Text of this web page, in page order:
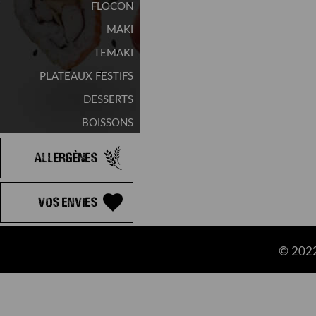
FLOCON
MAKI
TEMAKI
PLATEAUX FESTIFS
DESSERTS
BOISSONS
Allergènes
Vos Envies
©